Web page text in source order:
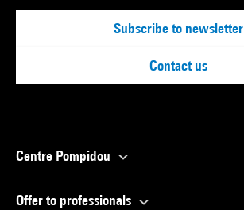
Subscribe to newsletter
Contact us
Centre Pompidou
Offer to professionals